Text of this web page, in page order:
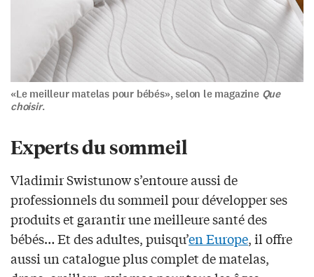
«Le meilleur matelas pour bébés», selon le magazine Que
choisir.
Experts du sommeil
Vladimir Swistunow s’entoure aussi de
professionnels du sommeil pour développer ses
produits et garantir une meilleure santé des
bébés… Et des adultes, puisqu’en Europe, il offre
aussi un catalogue plus complet de matelas,